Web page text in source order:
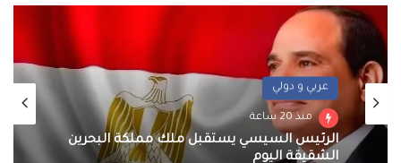
عربي و دولي
منذ 20 ساعة
الرئيس السيسي يستقبل ملك مملكة البحرين
الشقيقة اليوم